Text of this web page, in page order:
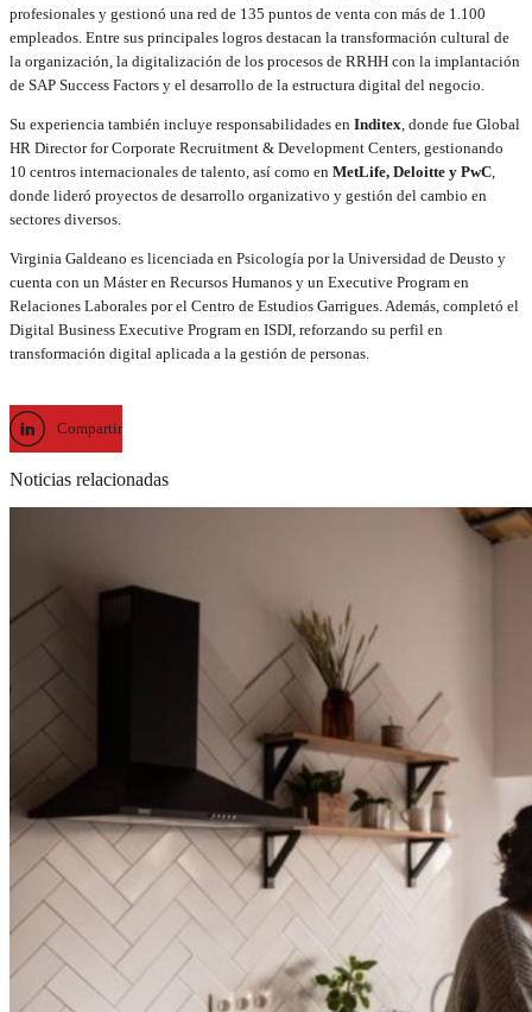
profesionales y gestionó una red de 135 puntos de venta con más de 1.100
empleados. Entre sus principales logros destacan la transformación cultural de
la organización, la digitalización de los procesos de RRHH con la implantación
de SAP Success Factors y el desarrollo de la estructura digital del negocio.
Su experiencia también incluye responsabilidades en Inditex, donde fue Global
HR Director for Corporate Recruitment & Development Centers, gestionando
10 centros internacionales de talento, así como en MetLife, Deloitte y PwC,
donde lideró proyectos de desarrollo organizativo y gestión del cambio en
sectores diversos.
Virginia Galdeano es licenciada en Psicología por la Universidad de Deusto y
cuenta con un Máster en Recursos Humanos y un Executive Program en
Relaciones Laborales por el Centro de Estudios Garrigues. Además, completó el
Digital Business Executive Program en ISDI, reforzando su perfil en
transformación digital aplicada a la gestión de personas.
Compartir
Noticias relacionadas